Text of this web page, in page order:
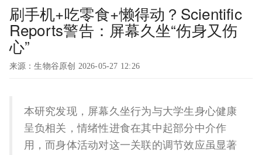
刷手机+吃零食+懒得动？Scientific
Reports警告：屏幕久坐“伤身又伤
心”
来源：生物谷原创 2026-05-27 12:26
本研究发现，屏幕久坐行为与大学生身心健康
呈负相关，情绪性进食在其中起部分中介作
用，而身体活动对这一关联的调节效应虽显著